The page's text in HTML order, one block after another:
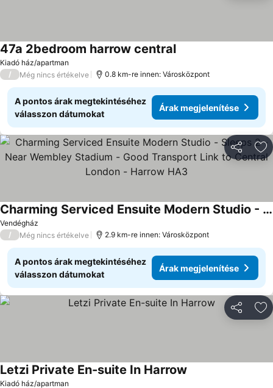
Kiadó ház/apartman
47a 2bedroom harrow centralÁrak megjelenítése
/ Még nincs értékelve 0.8 km-re innen: Városközpont
A pontos árak megtekintéséhez
válasszon dátumokat
Árak megjelenítése
Vendégház
Charming Serviced Ensuite Modern Studio - Sleeps 2 - Near Wembley Stadium - Good Transport Link to Central London - Harrow HA3
Árak megjelenítése
/ Még nincs értékelve 2.9 km-re innen: Városközpont
A pontos árak megtekintéséhez
válasszon dátumokat
Árak megjelenítése
Kiadó ház/apartman
Letzi Private En-suite In Harrow